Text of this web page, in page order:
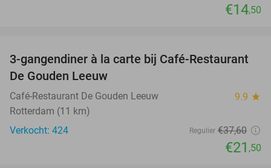
€14,50
43%
3-gangendiner à la carte bij Café-Restaurant
De Gouden Leeuw
Café-Restaurant De Gouden Leeuw 9.9 star
Rotterdam (11 km)
Verkocht: 424
Regulier €37,60
€21 ,50